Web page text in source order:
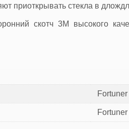
приоткрывать стекла в
скотч 3M высокого